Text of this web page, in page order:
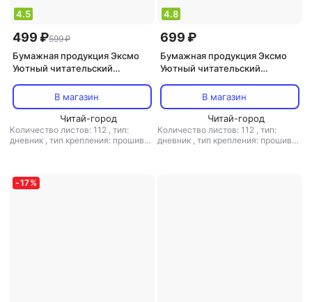
4.5
499 ₽599 ₽
Бумажная продукция Эксмо
Уютный читательский
путешествияВ магазин
Читай-город
Количество листов: 112 , тип:
дневник , тип крепления: прошивка
4.8
699 ₽
Бумажная продукция Эксмо
Уютный читательский
путешествия 9785041168186
В магазин
Читай-город
Количество листов: 112 , тип:
дневник , тип крепления: прошивка
-17%